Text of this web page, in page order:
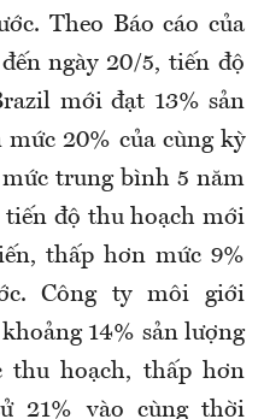
Theo Báo cáo của
ngày 20/5, tiến độ
mới đạt 13% sản
20% của cùng kỳ
trung bình 5 năm
độ thu hoạch mới
thấp hơn mức 9%
Công ty môi giới
14% sản lượng
thu hoạch, thấp hơn
21% vào cùng thời